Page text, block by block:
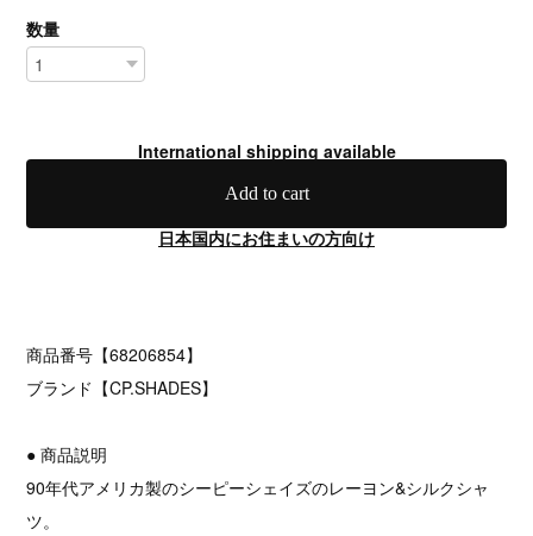
数量
International shipping available
Add to cart
日本国内にお住まいの方向け
商品番号【68206854】
ブランド【CP.SHADES】
● 商品説明
90年代アメリカ製のシーピーシェイズのレーヨン&シルクシャ
ツ。